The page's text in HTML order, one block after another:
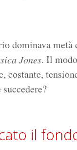
dominava metà
Jones. Il
costante,
succedere?
il